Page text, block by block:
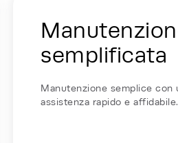
semplificata
Manutenzione semplice con
assistenza rapido e affidabile.